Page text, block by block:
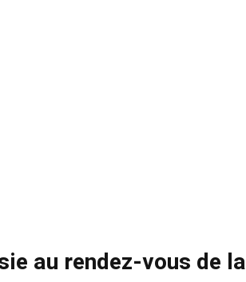
au rendez-vous de la